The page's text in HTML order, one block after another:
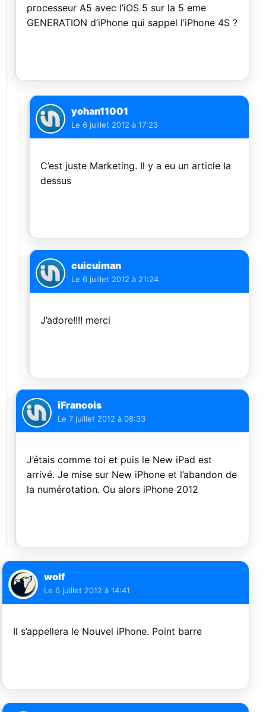
processeur A5 avec l’iOS 5 sur la 5 eme
GENERATION d’iPhone qui sappel l’iPhone 4S ?
yohan11001
Le 6 juillet 2012 à 17:23
C’est juste Marketing. Il y a eu un article la
dessus
cuicuiman
Le 6 juillet 2012 à 21:24
J’adore!!!! merci
iFrancois
Le 7 juillet 2012 à 08:33
J’étais comme toi et puis le New iPad est
arrivé. Je mise sur New iPhone et l’abandon de
la numérotation. Ou alors iPhone 2012
wolf
Le 6 juillet 2012 à 14:41
Il s’appellera le Nouvel iPhone. Point barre